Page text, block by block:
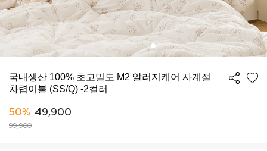
국내생산 100% 초고밀도 M2 알러지케어 사계절
차렵이불 (SS/Q) -2컬러
50% 49,900
99,900